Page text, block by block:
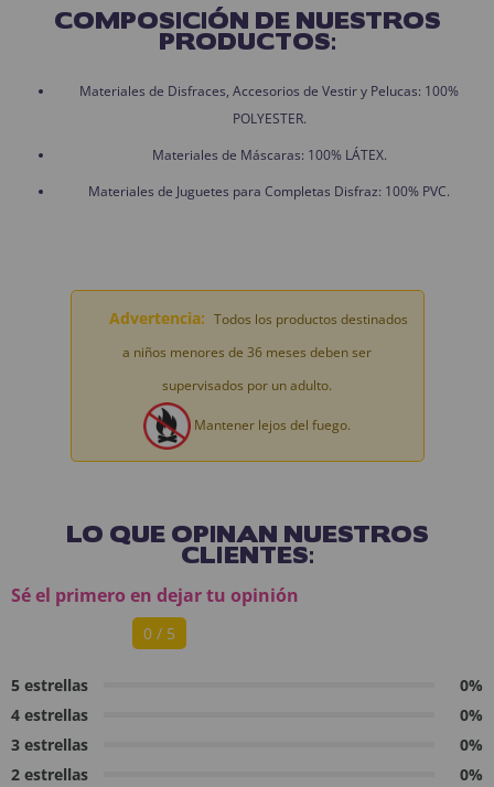
COMPOSICIÓN DE NUESTROS
PRODUCTOS:
Materiales de Disfraces, Accesorios de Vestir y Pelucas: 100%
POLYESTER.
Materiales de Máscaras: 100% LÁTEX.
Materiales de Juguetes para Completas Disfraz: 100% PVC.
Advertencia: Todos los productos destinados
a niños menores de 36 meses deben ser
supervisados por un adulto.
Mantener lejos del fuego.
LO QUE OPINAN NUESTROS
CLIENTES:
Sé el primero en dejar tu opinión
0 / 5
5 estrellas
0%
4 estrellas
0%
3 estrellas
0%
2 estrellas
0%